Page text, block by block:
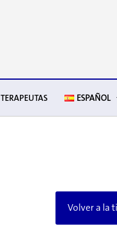
TERAPEUTAS ESPAÑOL
Volver a la